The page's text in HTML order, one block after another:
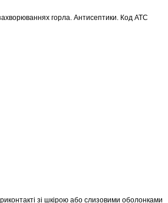
горла. Антисептики. Код АТС
зі шкірою або слизовими оболонками